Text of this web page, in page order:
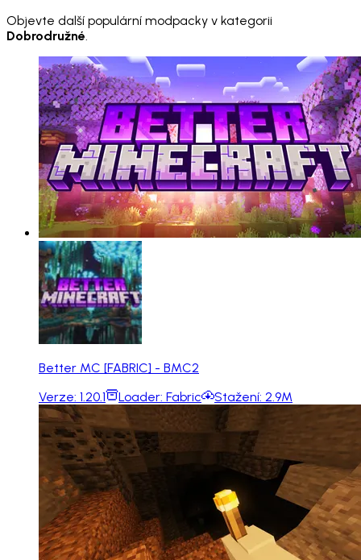
Objevte další populární modpacky v kategorii
Dobrodružné.
Better MC [FABRIC] - BMC2
Verze: 1.20.1 Loader: Fabric Stažení: 2.9M